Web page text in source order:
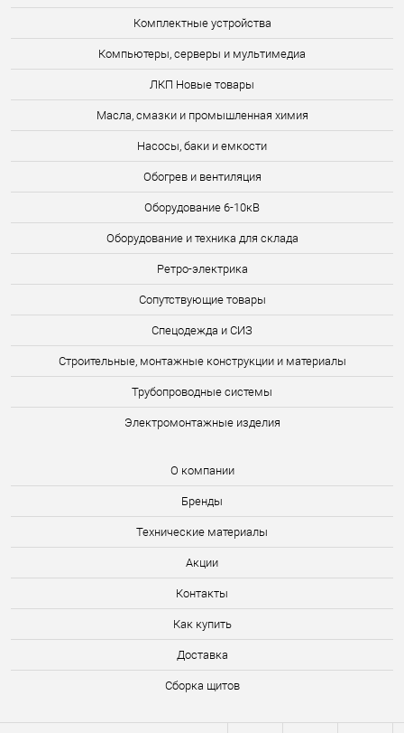
Комплектные устройства
Компьютеры, серверы и мультимедиа
ЛКП Новые товары
Масла, смазки и промышленная химия
Насосы, баки и емкости
Обогрев и вентиляция
Оборудование 6-10кВ
Оборудование и техника для склада
Ретро-электрика
Сопутствующие товары
Спецодежда и СИЗ
Строительные, монтажные конструкции и материалы
Трубопроводные системы
Электромонтажные изделия
О компании
Бренды
Технические материалы
Акции
Контакты
Как купить
Доставка
Сборка щитов